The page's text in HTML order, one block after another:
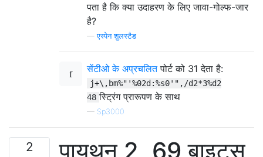
पता है कि क्या उदाहरण के लिए जावा-गोल्फ-जार
है?
—एस्पेन शुलस्टैड
सेंटीओ के अप्रचलितपोर्ट को 31 देता है:
j+\,bm%"'%02d:%s0'",/d2*3%d2
48 स्ट्रिंग प्रारूपण के साथ
— Sp3000
2 पायथन 2, 69 बाइट्स